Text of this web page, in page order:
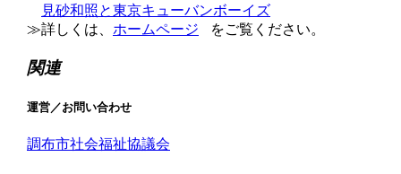
見砂和照と東京キューバンボーイズ
≫詳しくは、 ホームページ をご覧ください。
関連
運営／お問い合わせ
調布市社会福祉協議会